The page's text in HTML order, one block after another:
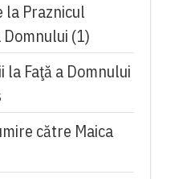
la Praznicul
(1)
Faţă a Domnului
către Maica